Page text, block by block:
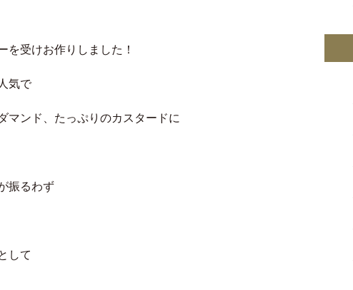
受けお作りしました！
気で
マンド、たっぷりのカスタードに
振るわず
して